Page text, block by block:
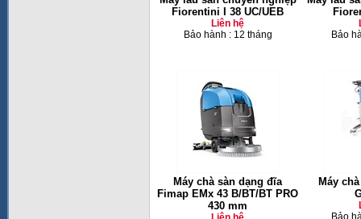
Fiorentini I 38 UC/UEB
Liên hệ
Bảo hành : 12 tháng
Bảo
Máy chà sàn dạng đĩa
Fimap EMx 43 B/BT/BT PRO
430 mm
Máy
Bảo